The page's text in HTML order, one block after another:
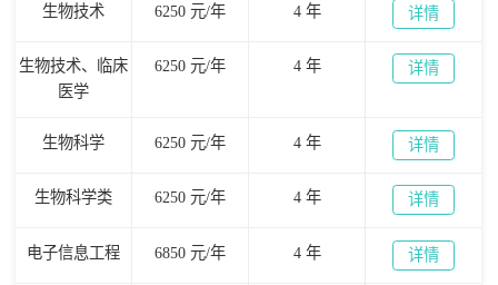
生物技术 6250 元/年 4 年 详情
生物技术、临床
医学
6250 元/年 4 年 详情
生物科学 6250 元/年 4 年 详情
生物科学类 6250 元/年 4 年 详情
电子信息工程 6850 元/年 4 年 详情